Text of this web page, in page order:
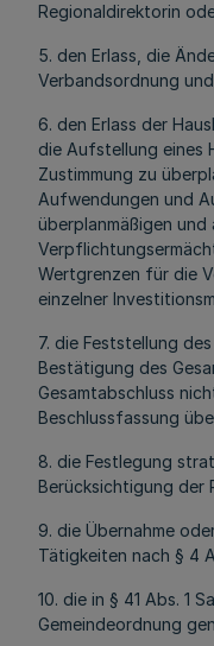
Regionaldirektorin
5. den Erlass, die
Verbandsordnung
6. den Erlass der
die Aufstellung eines
Zustimmung zu
Aufwendungen und
überplanmäßigen und
Wertgrenzen für die
einzelner
7. die Feststellung
Bestätigung des
Gesamtabschluss
Beschlussfassung
8. die Festlegung
Berücksichtigung der
9. die Übernahme
Tätigkeiten nach § 4
10. die in § 41 Abs. 1
Gemeindeordnung